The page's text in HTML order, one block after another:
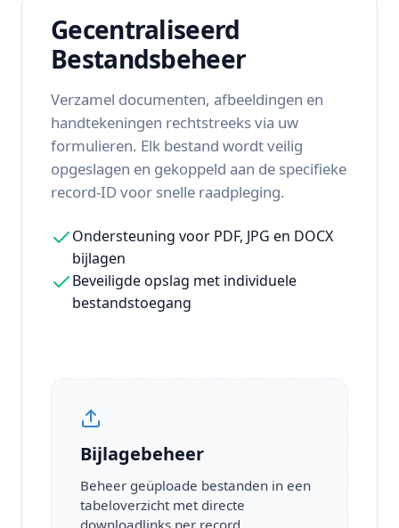
Gecentraliseerd
Bestandsbeheer
Verzamel documenten, afbeeldingen en
handtekeningen rechtstreeks via uw
formulieren. Elk bestand wordt veilig
opgeslagen en gekoppeld aan de specifieke
record-ID voor snelle raadpleging.
Ondersteuning voor PDF, JPG en DOCX
bijlagen
Beveiligde opslag met individuele
bestandstoegang
Bijlagebeheer
Beheer geüploade bestanden in een
tabeloverzicht met directe
downloadlinks per record.